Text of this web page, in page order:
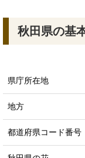
秋田県の基
県庁所在地
地方
都道府県コード番号